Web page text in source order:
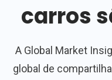
carros
A Global Market
global de